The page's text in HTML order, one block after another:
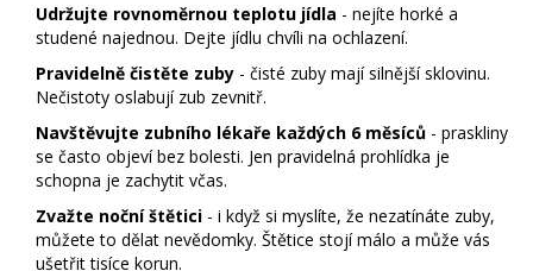
Udržujte rovnoměrnou teplotu jídla - nejíte horké a
studené najednou. Dejte jídlu chvíli na ochlazení.
Pravidelně čistěte zuby - čisté zuby mají silnější sklovinu.
Nečistoty oslabují zub zevnitř.
Navštěvujte zubního lékaře každých 6 měsíců - praskliny
se často objeví bez bolesti. Jen pravidelná prohlídka je
schopna je zachytit včas.
Zvažte noční štětici - i když si myslíte, že nezatínáte zuby,
můžete to dělat nevědomky. Štětice stojí málo a může vás
ušetřit tisíce korun.